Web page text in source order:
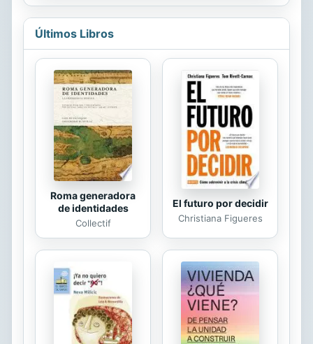
Nina habrá de recurrir a todo su
ingenio...
por el seudónimo de «Clarín», forma
grandes novelistas españoles del
siglo XIX. Comparable a su labor de
novelista es la desarrollada como
cuentista, y la periodística: crítica,
teoría literaria y temas políticos.
Últimos Libros
Roma generadora
de identidades
Collectif
El futuro por decidir
Christiana Figueres